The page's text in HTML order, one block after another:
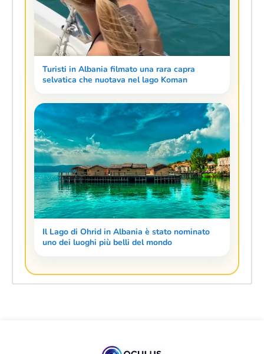
Turisti in Albania filmato una rara capra
selvatica che nuotava nel lago Koman
Il Lago di Ohrid in Albania è stato nominato
uno dei luoghi più belli del mondo